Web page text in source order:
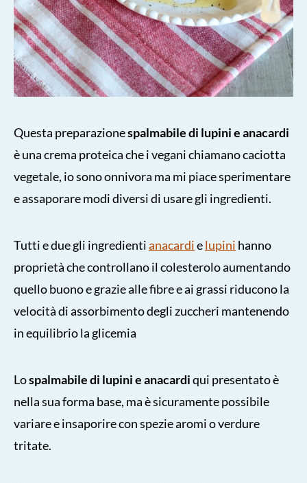
Questa preparazionespalmabile di lupini e anacardi
è una crema proteica che i vegani chiamano caciotta
vegetale, io sono onnivora ma mi piace sperimentare
e assaporare modi diversi di usare gli ingredienti.
Tutti e due gli ingredientianacardielupini hanno
proprietà che controllano il colesterolo aumentando
quello buono e grazie alle fibre e ai grassi riducono la
velocità di assorbimento degli zuccheri mantenendo
in equilibrio la glicemia
Lospalmabile di lupini e anacardiqui presentato è
nella sua forma base, ma è sicuramente possibile
variare e insaporire con spezie aromi o verdure
tritate.